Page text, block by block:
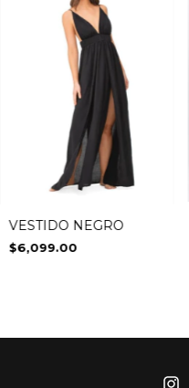
VESTIDO NEGRO
$6,099.00